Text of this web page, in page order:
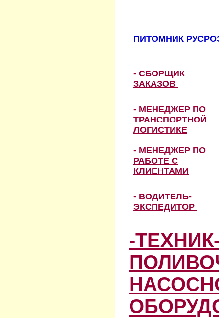
ПИТОМНИК
- СБОРЩИК
ЗАКАЗОВ
- МЕНЕДЖЕР ПО
ТРАНСПОРТНОЙ
ЛОГИСТИКЕ
- МЕНЕДЖЕР ПО
РАБОТЕ С
КЛИЕНТАМИ
- ВОДИТЕЛЬ-
ЭКСПЕДИТОР
-